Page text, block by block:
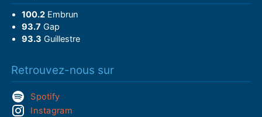
100.2Embrun
93.7 Gap
93.3 Guillestre
Retrouvez-nous sur
Spotify
Instagram